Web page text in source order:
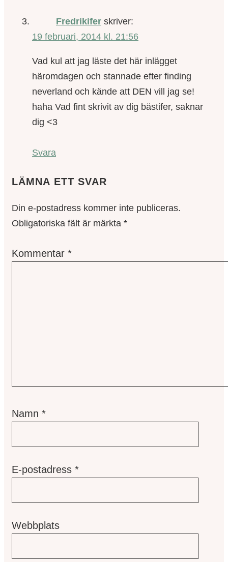
Fredrikifer skriver:
19 februari, 2014 kl. 21:56
Vad kul att jag läste det här inlägget
häromdagen och stannade efter finding
neverland och kände att DEN vill jag se!
haha Vad fint skrivit av dig bästifer, saknar
dig <3
Svara
LÄMNA ETT SVAR
Din e-postadress kommer inte publiceras.
Obligatoriska fält är märkta *
Kommentar *
Namn *
E-postadress *
Webbplats